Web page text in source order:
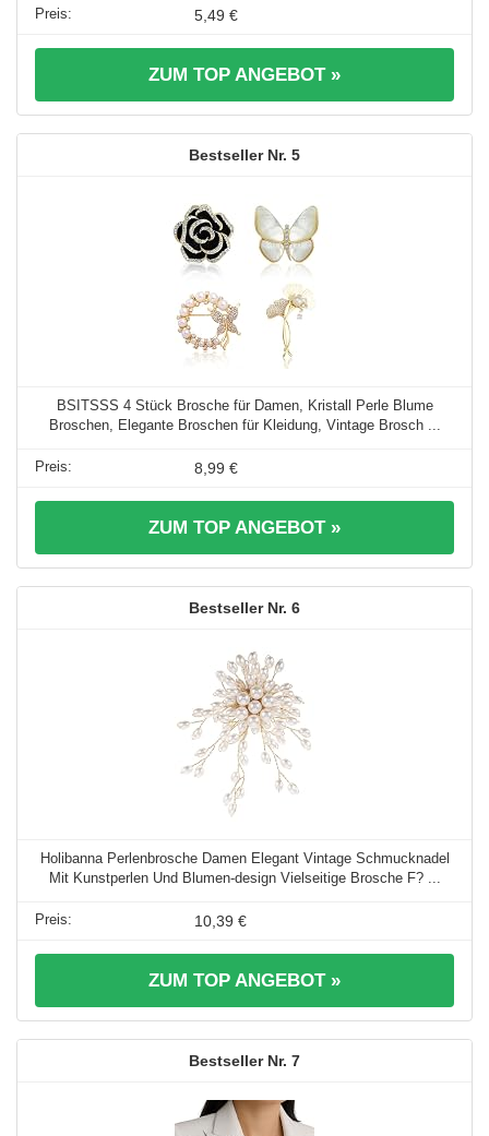
5,49 €
ZUM TOP ANGEBOT »
5
BSITSSS 4 Stück Brosche für Damen, Kristall Perle Blume
Broschen, Elegante Broschen für Kleidung, Vintage Brosch ...
8,99 €
ZUM TOP ANGEBOT »
6
Holibanna Perlenbrosche Damen Elegant Vintage Schmucknadel
Mit Kunstperlen Und Blumen-design Vielseitige Brosche F? ...
10,39 €
ZUM TOP ANGEBOT »
7